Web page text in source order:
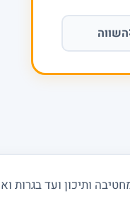
השווה
ותיכון ועד בגרות